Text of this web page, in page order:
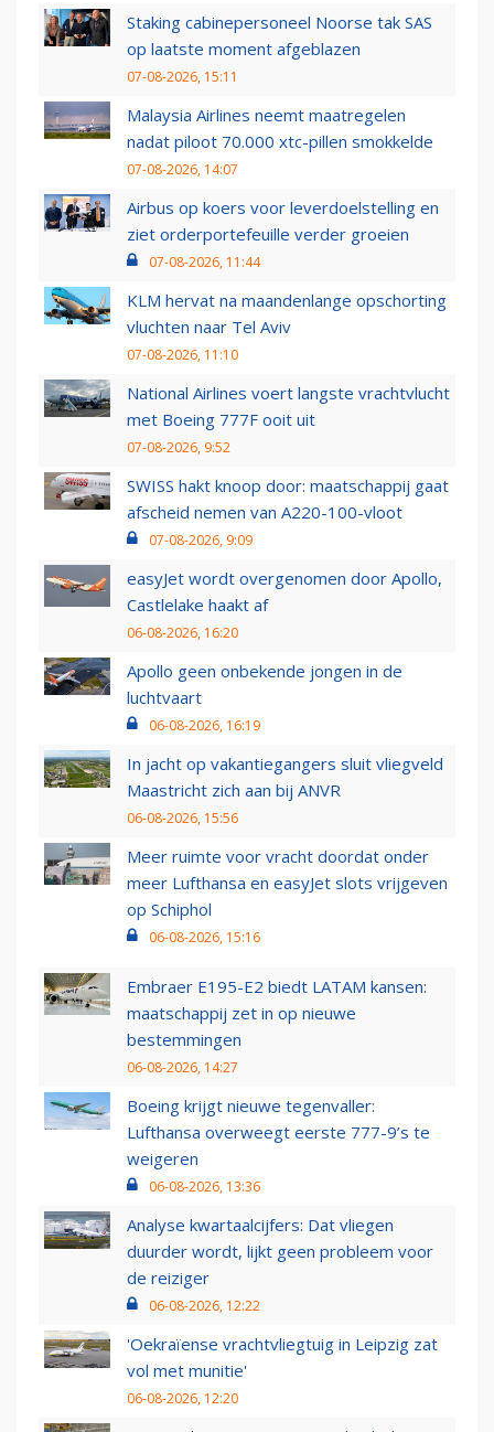
Staking cabinepersoneel Noorse tak SAS
op laatste moment afgeblazen
07-08-2026, 15:11
Malaysia Airlines neemt maatregelen
nadat piloot 70.000 xtc-pillen smokkelde
07-08-2026, 14:07
Airbus op koers voor leverdoelstelling en
ziet orderportefeuille verder groeien
07-08-2026, 11:44
KLM hervat na maandenlange opschorting
vluchten naar Tel Aviv
07-08-2026, 11:10
National Airlines voert langste vrachtvlucht
met Boeing 777F ooit uit
07-08-2026, 9:52
SWISS hakt knoop door: maatschappij gaat
afscheid nemen van A220-100-vloot
07-08-2026, 9:09
easyJet wordt overgenomen door Apollo,
Castlelake haakt af
06-08-2026, 16:20
Apollo geen onbekende jongen in de
luchtvaart
06-08-2026, 16:19
In jacht op vakantiegangers sluit vliegveld
Maastricht zich aan bij ANVR
06-08-2026, 15:56
Meer ruimte voor vracht doordat onder
meer Lufthansa en easyJet slots vrijgeven
op Schiphol
06-08-2026, 15:16
Embraer E195-E2 biedt LATAM kansen:
maatschappij zet in op nieuwe
bestemmingen
06-08-2026, 14:27
Boeing krijgt nieuwe tegenvaller:
Lufthansa overweegt eerste 777-9’s te
weigeren
06-08-2026, 13:36
Analyse kwartaalcijfers: Dat vliegen
duurder wordt, lijkt geen probleem voor
de reiziger
06-08-2026, 12:22
'Oekraïense vrachtvliegtuig in Leipzig zat
vol met munitie'
06-08-2026, 12:20